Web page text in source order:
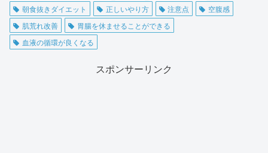
朝食抜きダイエット
正しいやり方 注意点
空腹感
肌荒れ改善
胃腸を休ませることができる
血液の循環が良くなる
スポンサーリンク